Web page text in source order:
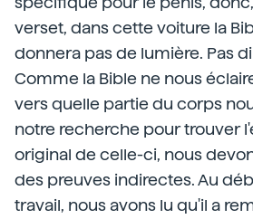
verset, dans cette voiture la
donnera pas de lumière. Pas
Comme la Bible ne nous
vers quelle partie du corps
notre recherche pour trouver
original de celle-ci, nous
des preuves indirectes. Au
travail, nous avons lu qu'il a